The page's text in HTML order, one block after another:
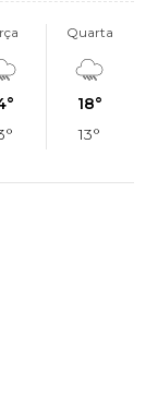
Quarta
18°
13°